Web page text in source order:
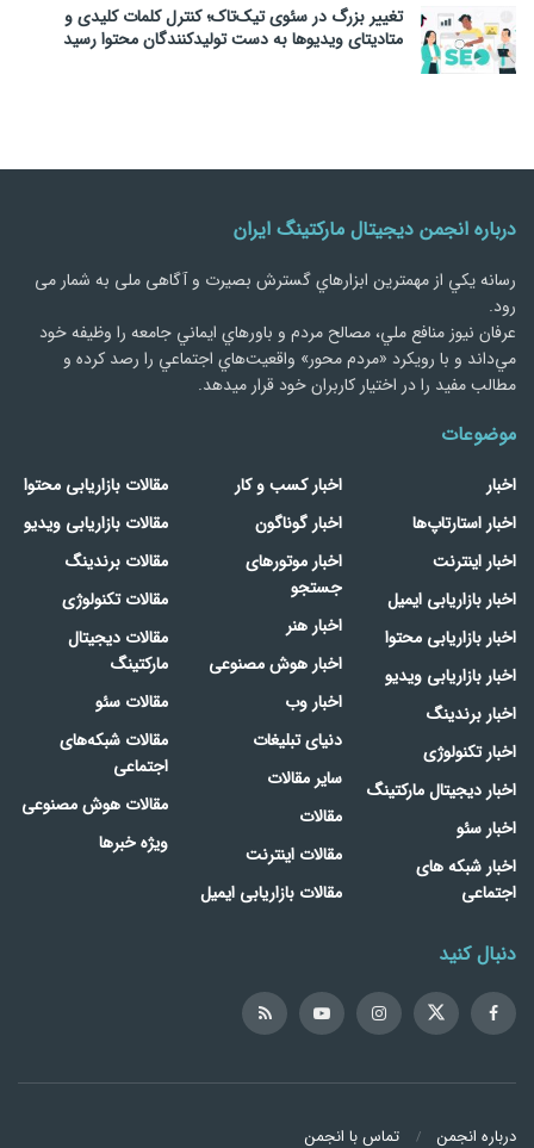
تغییر بزرگ در سئوی تیک‌تاک؛ کنترل کلمات کلیدی و
متادیتای ویدیوها به دست تولیدکنندگان محتوا رسید
درباره انجمن دیجیتال مارکتینگ ایران
رسانه يكي از مهمترین ابزارهاي گسترش بصیرت و آگاهی ملی به شمار می
رود.
عرفان نیوز منافع ملي، مصالح مردم و باورهاي ايماني جامعه را وظيفه خود
مي‌داند و با رويكرد «مردم‌ محور» واقعيت‌هاي اجتماعي را رصد کرده و
مطالب مفید را در اختیار کاربران خود قرار میدهد.
موضوعات
اخبار
اخبار استارتاپ‌ها
اخبار اینترنت
اخبار بازاریابی ایمیل
اخبار بازاریابی محتوا
اخبار بازاریابی ویدیو
اخبار برندینگ
اخبار تکنولوژی
اخبار دیجیتال مارکتینگ
اخبار سئو
اخبار شبکه های
اجتماعی
اخبار کسب و کار
اخبار گوناگون
اخبار موتورهای
جستجو
اخبار هنر
اخبار هوش مصنوعی
اخبار وب
دنیای تبلیغات
سایر مقالات
مقالات
مقالات اینترنت
مقالات بازاریابی ایمیل
مقالات بازاریابی محتوا
مقالات بازاریابی ویدیو
مقالات برندینگ
مقالات تکنولوژی
مقالات دیجیتال
مارکتینگ
مقالات سئو
مقالات شبکه‌های
اجتماعی
مقالات هوش مصنوعی
ویژه خبرها
دنبال کنید
درباره انجمن تماس با انجمن